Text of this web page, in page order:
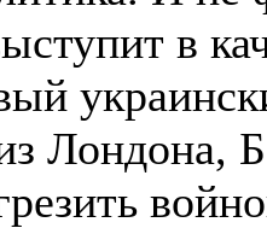
в
Лондона,